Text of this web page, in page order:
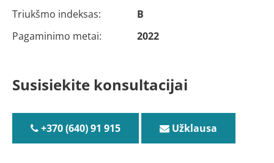
Triukšmo indeksas:
B
Pagaminimo metai:
2022
Susisiekite konsultacijai
+370 (640) 91 915 Užklausa